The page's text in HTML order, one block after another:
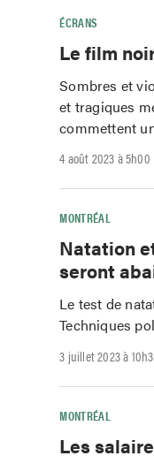
ÉCRANS
Le film
Sombres et
et tragiques
commettent
4 août 2023 à 5h00
MONTRÉAL
Natation
seront
Le test de
Techniques
3 juillet 2023 à
MONTRÉAL
Les